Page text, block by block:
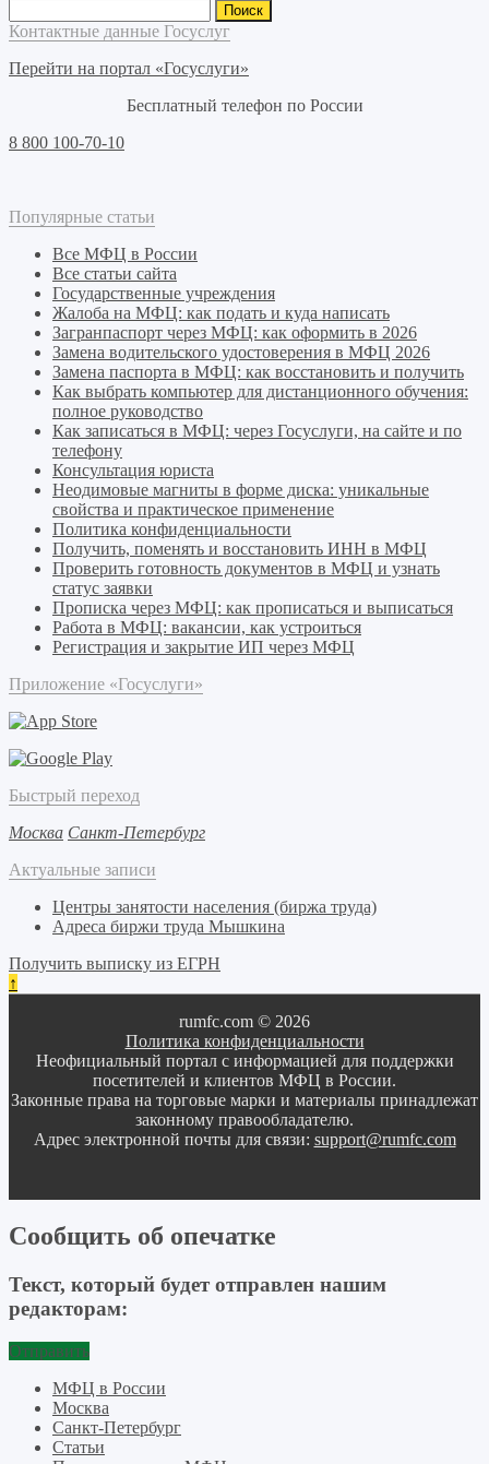
Контактные данные Госуслуг
Перейти на портал «Госуслуги»
Бесплатный телефон по России
8 800 100-70-10
Популярные статьи
Все МФЦ в России
Все статьи сайта
Государственные учреждения
Жалоба на МФЦ: как подать и куда написать
Загранпаспорт через МФЦ: как оформить в 2026
Замена водительского удостоверения в МФЦ 2026
Замена паспорта в МФЦ: как восстановить и получить
Как выбрать компьютер для дистанционного обучения:
полное руководство
Как записаться в МФЦ: через Госуслуги, на сайте и по
телефону
Консультация юриста
Неодимовые магниты в форме диска: уникальные
свойства и практическое применение
Политика конфиденциальности
Получить, поменять и восстановить ИНН в МФЦ
Проверить готовность документов в МФЦ и узнать
статус заявки
Прописка через МФЦ: как прописаться и выписаться
Работа в МФЦ: вакансии, как устроиться
Регистрация и закрытие ИП через МФЦ
Приложение «Госуслуги»
Быстрый переход
Москва Санкт-Петербург
Актуальные записи
Центры занятости населения (биржа труда)
Адреса биржи труда Мышкина
Получить выписку из ЕГРН
↑
rumfc.com © 2026
Политика конфиденциальности
Неофициальный портал с информацией для поддержки
посетителей и клиентов МФЦ в России.
Законные права на торговые марки и материалы принадлежат
законному правообладателю.
Адрес электронной почты для связи: support@rumfc.com
Сообщить об опечатке
Текст, который будет отправлен нашим
редакторам:
Отправить
МФЦ в России
Москва
Санкт-Петербург
Статьи